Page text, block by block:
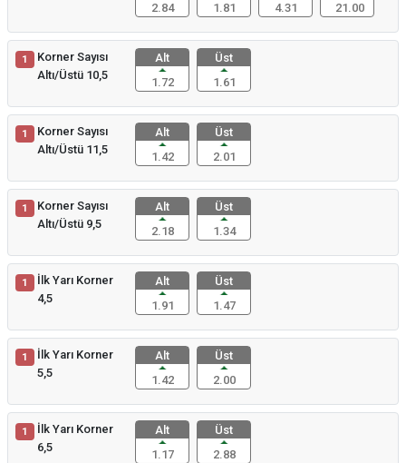
2.84
1.81
4.31
21.00
1
Korner Sayısı
Altı/Üstü 10,5
Alt
1.72
Üst
1.61
1
Korner Sayısı
Altı/Üstü 11,5
Alt
1.42
Üst
2.01
1
Korner Sayısı
Altı/Üstü 9,5
Alt
2.18
Üst
1.34
1
İlk Yarı Korner
4,5
Alt
1.91
Üst
1.47
1
İlk Yarı Korner
5,5
Alt
1.42
Üst
2.00
1
İlk Yarı Korner
6,5
Alt
1.17
Üst
2.88